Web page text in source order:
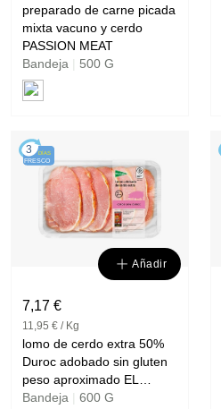
preparado de carne picada
mixta vacuno y cerdo
PASSION MEAT
Bandeja
500 G
3 DÍAS
FRESCO
Añadir
7,17 €
11,95 € / Kg
lomo de cerdo extra 50%
Duroc adobado sin gluten
peso aproximado EL
CORTE INGLES
Bandeja 600 G